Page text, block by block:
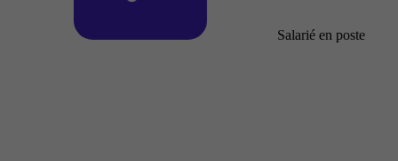
Salarié en poste